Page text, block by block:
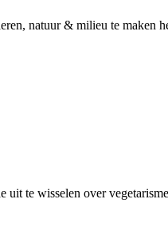
natuur & milieu te maken
te wisselen over